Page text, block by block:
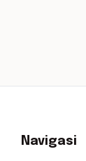
Navigasi